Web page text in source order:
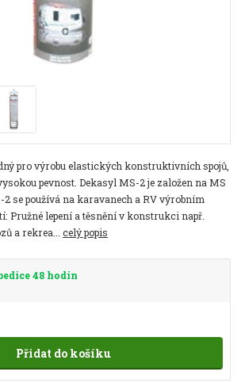
pro výrobu elastických konstruktivních spojů,
pevnost. Dekasyl MS-2 je založen na MS
se používá na karavanech a RV výrobním
Pružné lepení a těsnění v konstrukci např.
a rekrea...celý popis
48 hodin
Přidat do košíku